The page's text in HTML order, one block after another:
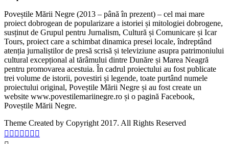
Poveștile Mării Negre (2013 – până în prezent) – cel mai mare
proiect dobrogean de popularizare a istoriei și mitologiei dobrogene,
susținut de Grupul pentru Jurnalism, Cultură și Comunicare și Icar
Tours, proiect care a schimbat dinamica presei locale, îndreptând
atenția jurnaliștilor de presă scrisă și televiziune asupra patrimoniului
cultural excepțional al tărâmului dintre Dunăre și Marea Neagră
pentru promovarea acestuia. În cadrul proiectului au fost publicate
trei volume de istorii, povestiri și legende, toate purtând numele
proiectului original, Poveștile Mării Negre și au fost create un
website www.povestilemariinegre.ro și o pagină Facebook,
Poveștile Mării Negre.
Theme Created by Copyright 2017. All Rights Reserved